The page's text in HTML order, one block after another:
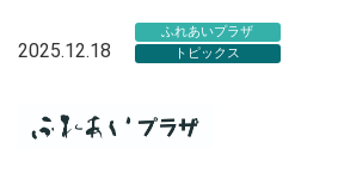
2025.12.18
ふれあいプラザ
トピックス